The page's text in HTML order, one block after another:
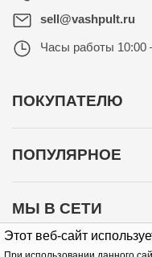
Этот веб-сайт
sell@vashpult.ru
Часы работы 10:00
ПОКУПАТЕЛЮ
ПОПУЛЯРНОЕ
МЫ В СЕТИ